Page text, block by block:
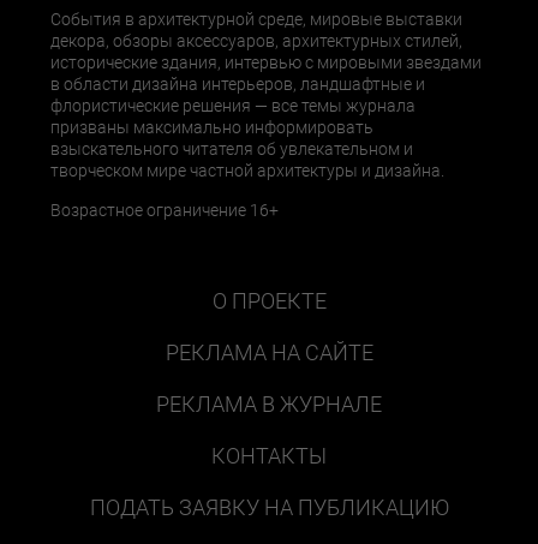
События в архитектурной среде, мировые выставки
декора, обзоры аксессуаров, архитектурных стилей,
исторические здания, интервью с мировыми звездами
в области дизайна интерьеров, ландшафтные и
флористические решения — все темы журнала
призваны максимально информировать
взыскательного читателя об увлекательном и
творческом мире частной архитектуры и дизайна.
Возрастное ограничение 16+
О ПРОЕКТЕ
РЕКЛАМА НА САЙТЕ
РЕКЛАМА В ЖУРНАЛЕ
КОНТАКТЫ
ПОДАТЬ ЗАЯВКУ НА ПУБЛИКАЦИЮ